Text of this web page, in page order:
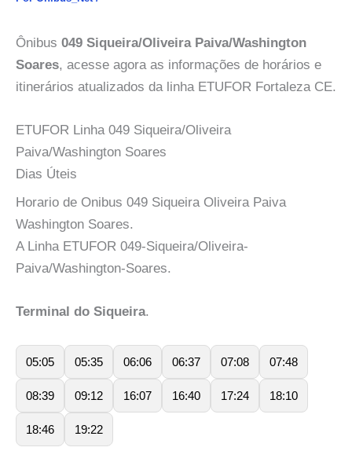
Ônibus 049 Siqueira/Oliveira Paiva/Washington
Soares, acesse agora as informações de horários e
itinerários atualizados da linha ETUFOR Fortaleza CE.
ETUFOR Linha 049 Siqueira/Oliveira
Paiva/Washington Soares
Dias Úteis
Horario de Onibus 049 Siqueira Oliveira Paiva
Washington Soares.
A Linha ETUFOR 049-Siqueira/Oliveira-
Paiva/Washington-Soares.
Terminal do Siqueira.
05:05 05:35 06:06 06:37 07:08 07:48
08:39 09:12 16:07 16:40 17:24 18:10
18:46 19:22